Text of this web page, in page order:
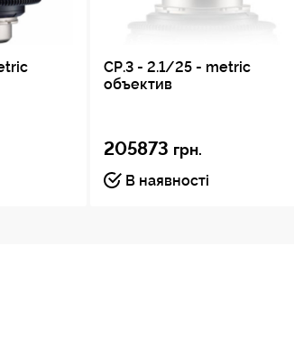
CP.3 - 2.1/25 - metric
объектив
205873 грн.
В наявності